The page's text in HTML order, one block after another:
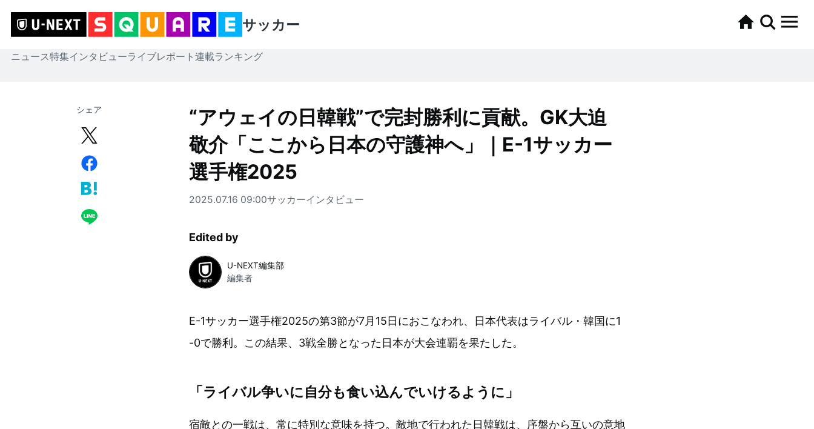
サッカー
ニュース特集インタビューライブレポート 連載ランキング
シェア
“アウェイの日韓戦”で完封勝利に貢献。GK大迫
敬介「ここから日本の守護神へ」｜E-1サッカー
選手権2025
2025.07.16 09:00サッカーインタビュー
Edited by
U-NEXT編集部
編集者
E-1サッカー選手権2025の第3節が7月15日におこなわれ、日本代表はライバル・韓国に1
-0で勝利。この結果、3戦全勝となった日本が大会連覇を果たした。
「ライバル争いに自分も食い込んでいけるように」
宿敵との一戦は、常に特別な意味を持つ。敵地で行われた日韓戦は、序盤から互いの意地